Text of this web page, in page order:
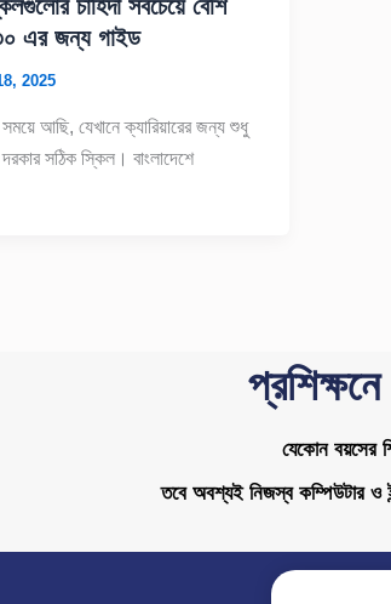
চাহিদা সবচেয়ে বেশি
এর জন্য গাইড
2025
আছি, যেখানে ক্যারিয়ারের জন্য শুধু
সঠিক স্কিল। বাংলাদেশে
যেকোন বয়সের
তবে অবশ্যই নিজস্ব কম্পিউটার ও